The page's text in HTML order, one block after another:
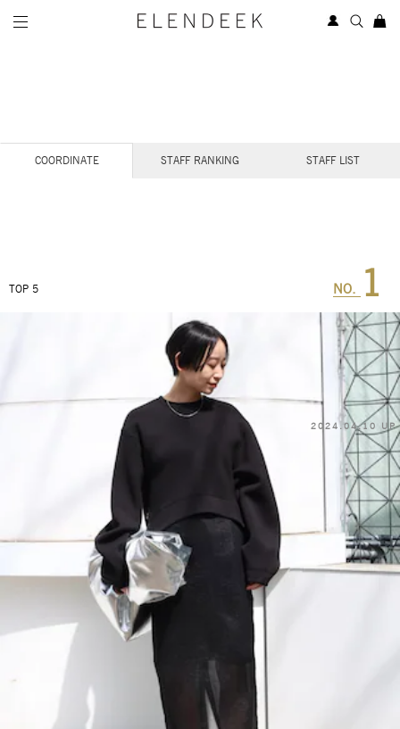
STAFF COORDINATE
COORDINATE STAFF RANKING STAFF LIST
TOP 5 NO. 1
2024.04.10 UP